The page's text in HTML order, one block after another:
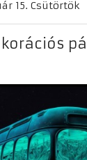
15. Csütörtök